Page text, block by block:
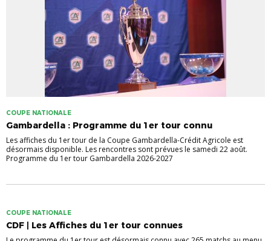
COUPE NATIONALE
Gambardella : Programme du 1er tour connu
Les affiches du 1er tour de la Coupe Gambardella-Crédit Agricole est
désormais disponible. Les rencontres sont prévues le samedi 22 août.
Programme du 1er tour Gambardella 2026-2027
COUPE NATIONALE
CDF | Les Affiches du 1er tour connues